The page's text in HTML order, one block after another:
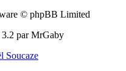
© phpBB Limited
par MrGaby
Soucaze